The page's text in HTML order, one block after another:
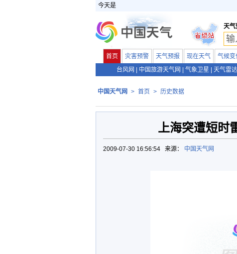
今天是
天气
首页 灾害预警 天气预报 现在天气 气候变
台风网
中国旅游天气网 气象卫星 天气雷达
中国天气网 > 首页 > 历史数据
上海突遭短时
2009-07-30 16:56:54 来源： 中国天气网